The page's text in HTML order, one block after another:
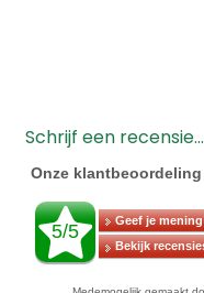
Schrijf een recensie...